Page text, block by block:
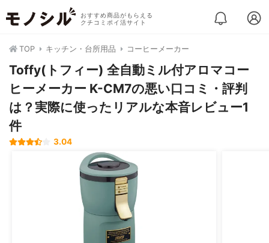
おすすめ商品がもらえる
クチコミポイ活サイト
TOP キッチン・台所用品 コーヒーメーカー
Toffy(トフィー) 全自動ミル付アロマコー
ヒーメーカー K-CM7の悪い口コミ・評判
は？実際に使ったリアルな本音レビュー1
件
3.04